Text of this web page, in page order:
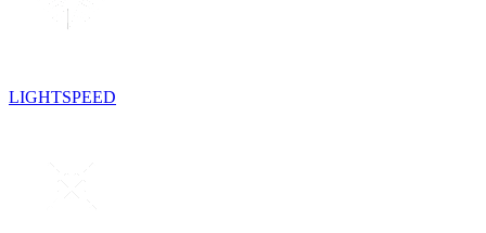
LIGHTSPEED